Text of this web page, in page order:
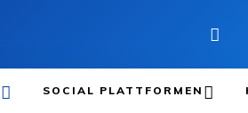
SOCIAL PLATTFORMEN